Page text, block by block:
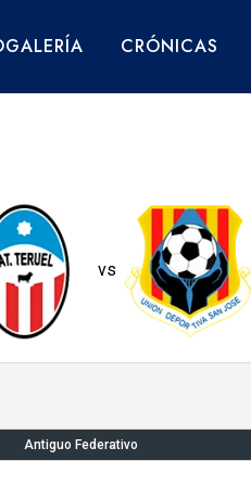
CRÓNICAS
vs
Antiguo Federativo